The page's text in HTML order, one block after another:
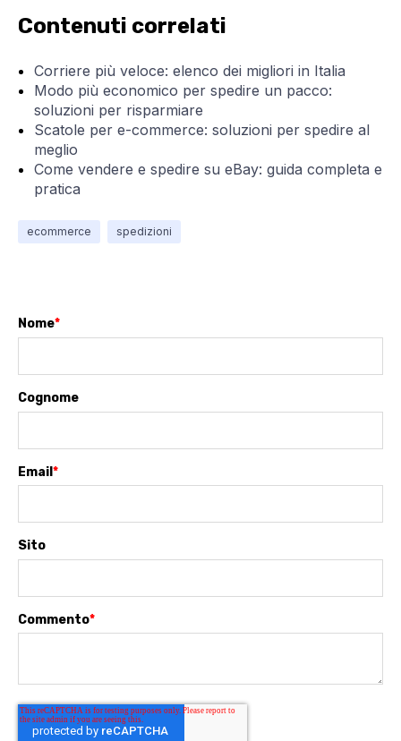
Contenuti correlati
Corriere più veloce: elenco dei migliori in Italia
Modo più economico per spedire un pacco:
soluzioni per risparmiare
Scatole per e-commerce: soluzioni per spedire al
meglio
Come vendere e spedire su eBay: guida completa e
pratica
ecommerce spedizioni
Nome*
Cognome
Email *
Sito
Commento*